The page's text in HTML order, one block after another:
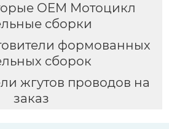
OEM Мотоцикл
сборки
формованных
сборок
жгутов проводов на
заказ